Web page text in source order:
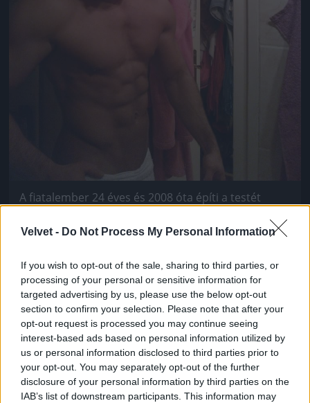
Velvet - Do Not Process My Personal Information
If you wish to opt-out of the sale, sharing to third parties, or
processing of your personal or sensitive information for
targeted advertising by us, please use the below opt-out
section to confirm your selection. Please note that after your
opt-out request is processed you may continue seeing
interest-based ads based on personal information utilized by
us or personal information disclosed to third parties prior to
your opt-out. You may separately opt-out of the further
disclosure of your personal information by third parties on the
IAB’s list of downstream participants. This information may
A fiatalember 24 éves és 2008 óta építi a testét
#3
Jön még kép!